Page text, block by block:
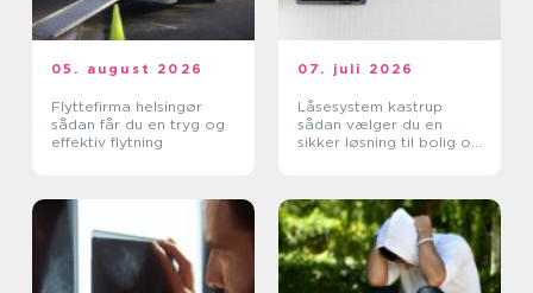
05. august 2026
Flyttefirma helsingør
sådan får du en tryg og
effektiv flytning
07. juli 2026
Låsesystem kastrup
sådan vælger du en
sikker løsning til bolig og